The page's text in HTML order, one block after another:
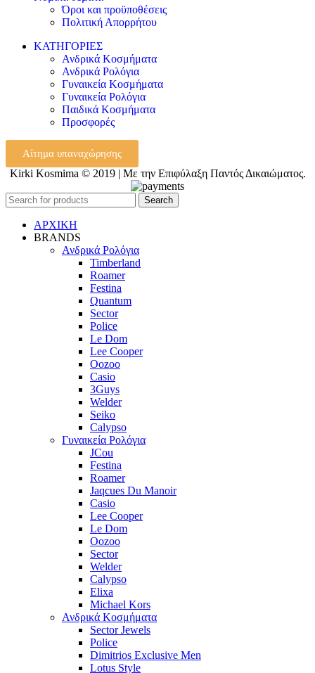
Όροι και προϋποθέσεις
Πολιτική Απορρήτου
ΚΑΤΗΓΟΡΙΕΣ
Ανδρικά Κοσμήματα
Ανδρικά Ρολόγια
Γυναικεία Κοσμήματα
Γυναικεία Ρολόγια
Παιδικά Κοσμήματα
Προσφορές
Αίτημα υπαναχώρησης
Kirki Kosmima © 2019 | Με την Επιφύλαξη Παντός Δικαιώματος.
Search
ΑΡΧΙΚΗ
BRANDS
Ανδρικά Ρολόγια
Timberland
Roamer
Festina
Quantum
Sector
Police
Le Dom
Lee Cooper
Oozoo
Casio
3Guys
Welder
Seiko
Calypso
Γυναικεία Ρολόγια
JCou
Festina
Roamer
Jaqcues Du Manoir
Casio
Lee Cooper
Le Dom
Oozoo
Sector
Welder
Calypso
Elixa
Michael Kors
Ανδρικά Κοσμήματα
Sector Jewels
Police
Dimitrios Exclusive Men
Lotus Style